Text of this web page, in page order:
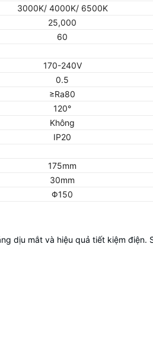
3000K/ 4000K/ 6500K
25,000
60
170-240V
0.5
≥Ra80
120°
Không
IP20
175mm
30mm
Φ150
dịu mắt và hiệu quả tiết kiệm điện.